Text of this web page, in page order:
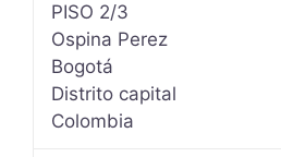
PISO 2/3
Ospina Perez
Bogotá
Distrito capital
Colombia